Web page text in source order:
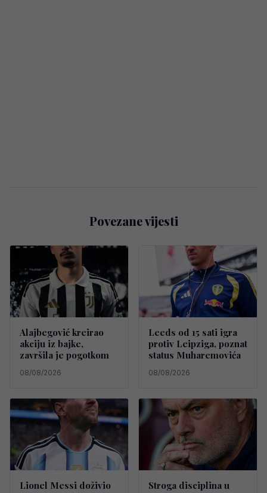
Povezane vijesti
Alajbegović kreirao
akciju iz bajke,
završila je pogotkom
08/08/2026
Leeds od 15 sati igra
protiv Leipziga, poznat
status Muharemovića
08/08/2026
Lionel Messi doživio
Stroga disciplina u